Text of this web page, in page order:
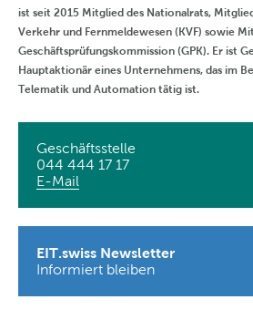
ist seit 2015 Mitglied des Nationalrats,
Verkehr und Fernmeldewesen (KVF) sowie
Geschäftsprüfungskommission (GPK). Er ist
Hauptaktionär eines Unternehmens, das im
Telematik und Automation tätig ist.
Geschäftsstelle
044 444 17 17
E-Mail
EIT.swiss Newsletter
Informiert bleiben